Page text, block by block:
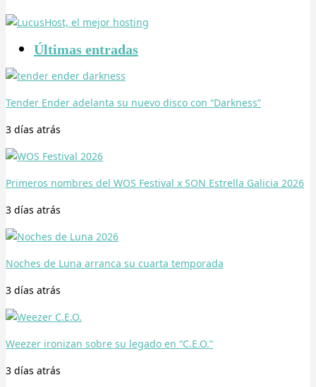
Últimas entradas
Tender Ender adelanta su nuevo disco con “Darkness”
3 días atrás
Primeros nombres del WOS Festival x SON Estrella Galicia 2026
3 días atrás
Noches de Luna arranca su cuarta temporada
3 días atrás
Weezer ironizan sobre su legado en “C.E.O.”
3 días atrás